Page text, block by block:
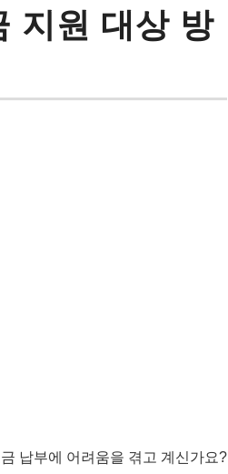
지원 대상 방
납부에 어려움을 겪고 계신가요?